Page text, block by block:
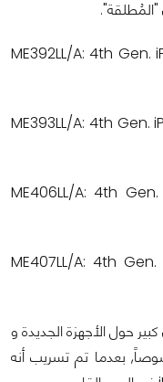
ME392LL/A: 4th Gen.
ME393LL/A: 4th Gen.
ME406LL/A: 4th
ME407LL/A: 4th
حول الأجهزة الجديدة و
بعدما تم تسريب أنه